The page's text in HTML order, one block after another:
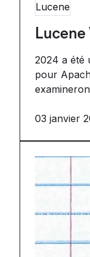
Lucene
2024 a été
pour
03 janvier